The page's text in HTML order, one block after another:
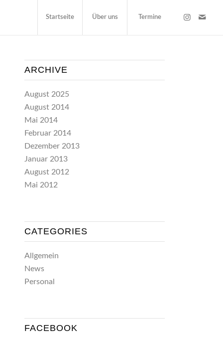
Startseite Über uns Termine
ARCHIVE
August 2025
August 2014
Mai 2014
Februar 2014
Dezember 2013
Januar 2013
August 2012
Mai 2012
CATEGORIES
Allgemein
News
Personal
FACEBOOK